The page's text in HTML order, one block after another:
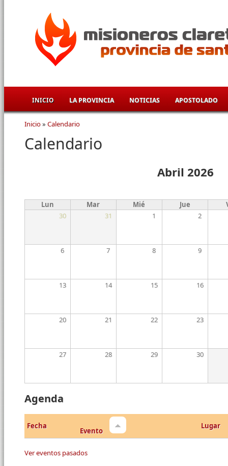
INICIO LA PROVINCIA NOTICIAS APOSTOLADO
Se encuentra usted aquí
Inicio» Calendario
Calendario
Abril 2026
Lun Mar Mié Jue
30
31 1 2
6 7 8 9
13 14 15 16
20 21 22 23
27 28 29 30
Agenda
Fecha
Evento
Lugar
Ver eventos pasados